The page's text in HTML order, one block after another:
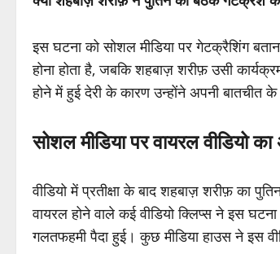
इस घटना को सोशल मीडिया पर गेटक्रैशिंग
होना होता है, जबकि शहबाज़ शरीफ़ उसी
होने में हुई देरी के कारण उन्होंने अपनी बातचीत
सोशल मीडिया पर वायरल वीडियो
वीडियो में प्रतीक्षा के बाद शहबाज़ शरीफ़ का
वायरल होने वाले कई वीडियो क्लिप्स ने इस
गलतफहमी पैदा हुई। कुछ मीडिया हाउस ने इस